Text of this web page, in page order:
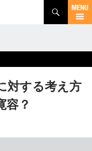
対する考え方
？